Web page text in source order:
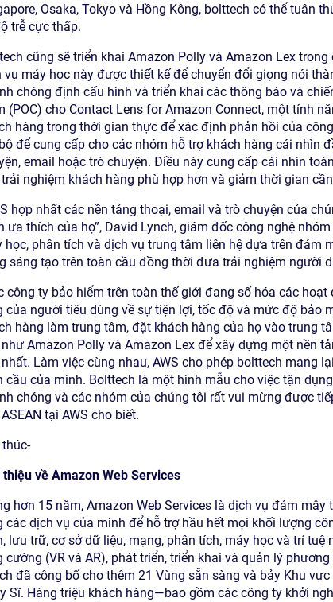
Osaka, Tokyo và Hồng Kông, bolttech có thể tuân
trễ cực thấp.
cũng sẽ triển khai Amazon Polly và Amazon Lex
vụ máy học này được thiết kế để chuyển đổi giọng nói
chóng định cấu hình và triển khai các thông báo và
(POC) cho Contact Lens for Amazon Connect, một tính
hàng trong thời gian thực để xác định phản hồi của
để cung cấp cho các nhóm hỗ trợ khách hàng cái nhìn
email hoặc trò chuyện. Điều này cung cấp cái nhìn
nghiệm khách hàng phù hợp hơn và giảm thời gian
hợp nhất các nền tảng thoại, email và trò chuyện của
ưa thích của họ”, David Lynch, giám đốc công nghệ
học, phân tích và dịch vụ trung tâm liên hệ dựa trên đám
sáng tạo trên toàn cầu đồng thời đưa trải nghiệm người
công ty bảo hiểm trên toàn thế giới đang số hóa các
của người tiêu dùng về sự tiện lợi, tốc độ và mức độ bảo
hàng làm trung tâm, đặt khách hàng của họ vào trung
Amazon Polly và Amazon Lex để xây dựng một nền
Làm việc cùng nhau, AWS cho phép bolttech mang
cầu của mình. Bolttech là một hình mẫu cho việc tận
chóng và các nhóm của chúng tôi rất vui mừng được
ASEAN tại AWS cho biết.
thúc-
thiệu về Amazon Web Services
hơn 15 năm, Amazon Web Services là dịch vụ đám
các dịch vụ của mình để hỗ trợ hầu hết mọi khối lượng
lưu trữ, cơ sở dữ liệu, mạng, phân tích, máy học và trí
cường (VR và AR), phát triển, triển khai và quản lý
đã công bố cho thêm 21 Vùng sẵn sàng và bảy Khu
Sĩ. Hàng triệu khách hàng—bao gồm các công ty khởi